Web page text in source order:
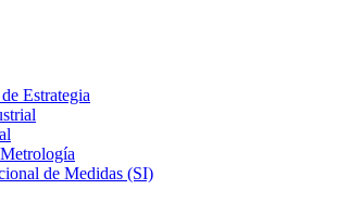
Estrategia
de Medidas (SI)